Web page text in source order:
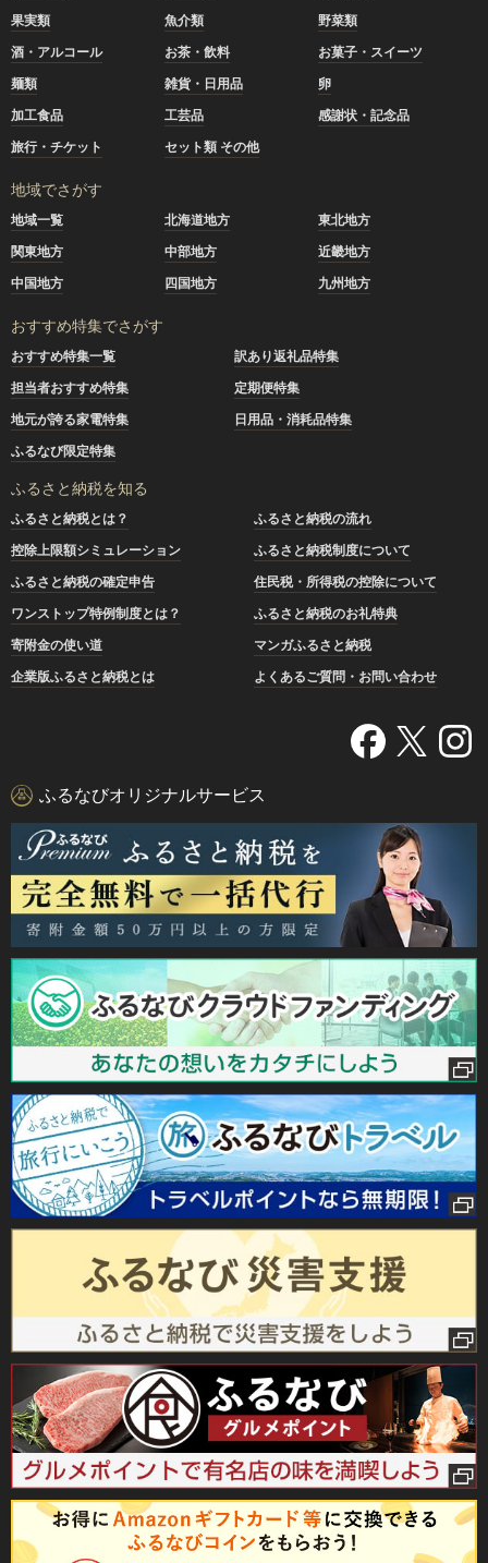
果実類
魚介類
野菜類
酒・アルコール
お茶・飲料
お菓子・スイーツ
麺類
雑貨・日用品
卵
加工食品
工芸品
感謝状・記念品
旅行・チケット
セット類 その他
地域でさがす
地域一覧 北海道地方
東北地方
関東地方
中部地方
近畿地方
中国地方
四国地方 九州地方
おすすめ特集でさがす
おすすめ特集一覧
訳あり返礼品特集
担当者おすすめ特集
定期便特集
地元が誇る家電特集
日用品・消耗品特集
ふるなび限定特集
ふるさと納税を知る
ふるさと納税とは？
ふるさと納税の流れ
控除上限額シミュレーション
ふるさと納税制度について
ふるさと納税の確定申告
住民税・所得税の控除について
ワンストップ特例制度とは？
ふるさと納税のお礼特典
寄附金の使い道
マンガふるさと納税
企業版ふるさと納税とは
よくあるご質問・お問い合わせ
ふるなびオリジナルサービス